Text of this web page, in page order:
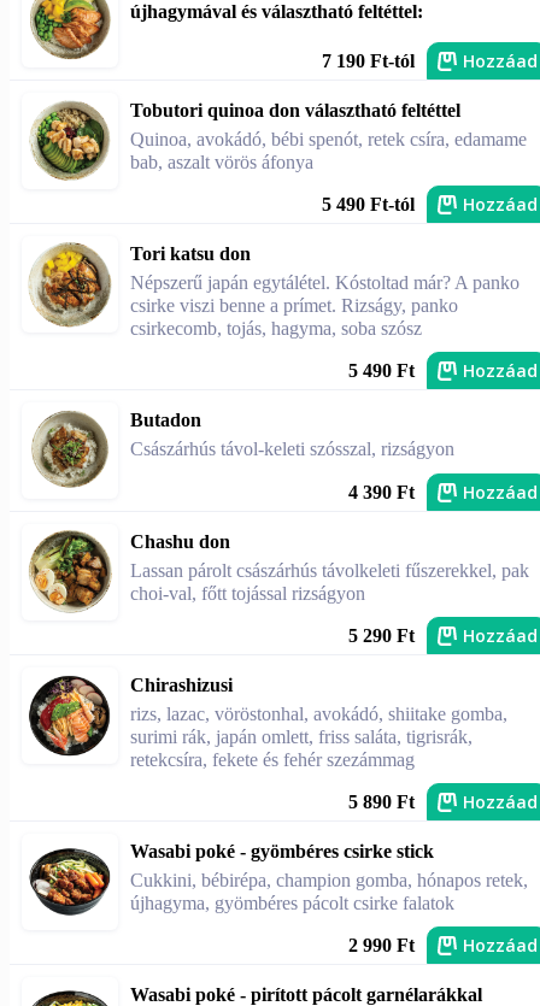
újhagymával és választható feltéttel:
7 190 Ft-tól Hozzáad
Tobutori quinoa don választható feltéttel
Quinoa, avokádó, bébi spenót, retek csíra, edamame
bab, aszalt vörös áfonya
5 490 Ft-tól Hozzáad
Tori katsu don
Népszerű japán egytálétel. Kóstoltad már? A panko
csirke viszi benne a prímet. Rizságy, panko
csirkecomb, tojás, hagyma, soba szósz
5 490 Ft Hozzáad
Butadon
Császárhús távol-keleti szósszal, rizságyon
4 390 Ft Hozzáad
Chashu don
Lassan párolt császárhús távolkeleti fűszerekkel, pak
choi-val, főtt tojással rizságyon
5 290 Ft Hozzáad
Chirashizusi
rizs, lazac, vöröstonhal, avokádó, shiitake gomba,
surimi rák, japán omlett, friss saláta, tigrisrák,
retekcsíra, fekete és fehér szezámmag
5 890 Ft Hozzáad
Wasabi poké - gyömbéres csirke stick
Cukkini, bébirépa, champion gomba, hónapos retek,
újhagyma, gyömbéres pácolt csirke falatok
2 990 Ft Hozzáad
Wasabi poké - pirított pácolt garnélarákkal